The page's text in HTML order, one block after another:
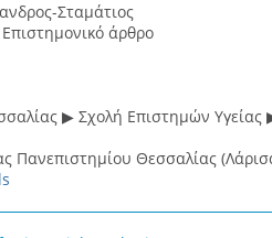
Σταμάτιος
άρθρο
▶ Σχολή Επιστημών Υγείας
Πανεπιστημίου Θεσσαλίας